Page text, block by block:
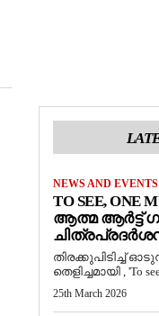
NEWS AND EVENTS
TO SEE, ONE
ആത്മ ആർട്ട്
തിരക്കുപിടിച്ച്
തെളിച്ചമായി , 'To
25th March 2026